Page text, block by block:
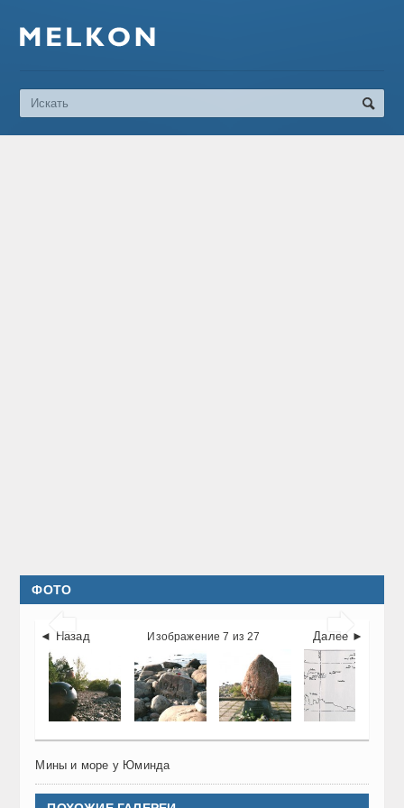
ФОТО
 
◄ Назад Далее ►
Изображение 7 из 27
Мины и море у Юминда